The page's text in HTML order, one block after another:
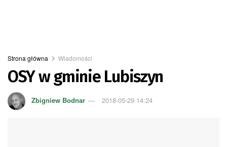
Strona główna Wiadomości
OSY w gminie Lubiszyn
Zbigniew Bodnar 2018-05-29 14:24